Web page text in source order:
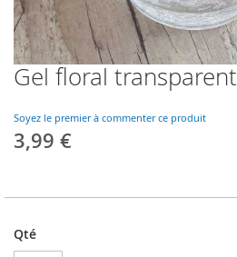
Skip
to
beginning
of
gallery
Gel floral transparent
Soyez le premier à commenter ce produit
3,99 €
Qté